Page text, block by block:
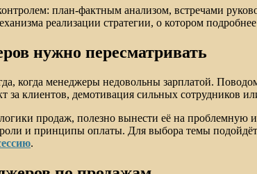
план-фактным анализом, встречами
реализации стратегии, о котором
нужно пересматривать
когда менеджеры недовольны зарплатой.
клиентов, демотивация сильных сотрудников
продаж, полезно вынести её на
и принципы оплаты. Для выбора темы подойдёт
.